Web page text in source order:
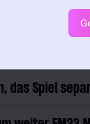
Abo
ich FM24
das Spiel